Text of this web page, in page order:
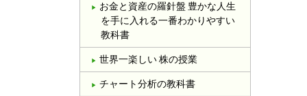
お金と資産の羅針盤 豊かな人生
を手に入れる一番わかりやすい
教科書
世界一楽しい 株の授業
チャート分析の教科書